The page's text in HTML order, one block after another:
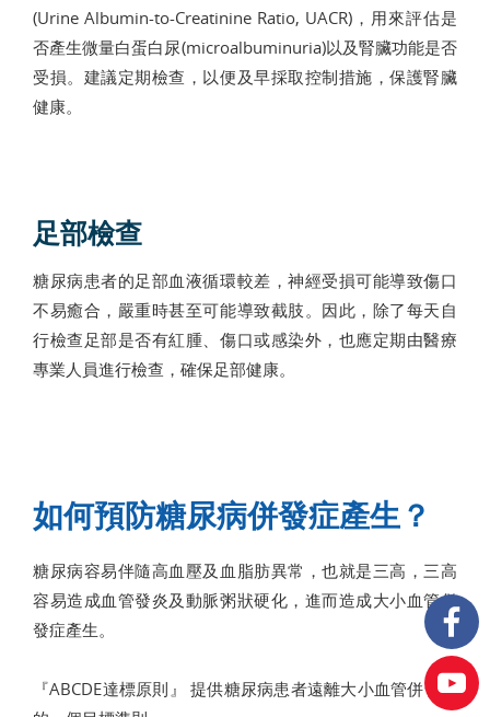
(Urine Albumin-to-Creatinine Ratio, UACR)，用來評估是
否產生微量白蛋白尿(microalbuminuria)以及腎臟功能是否
受損。建議定期檢查，以便及早採取控制措施，保護腎臟
健康。
足部檢查
糖尿病患者的足部血液循環較差，神經受損可能導致傷口
不易癒合，嚴重時甚至可能導致截肢。因此，除了每天自
行檢查足部是否有紅腫、傷口或感染外，也應定期由醫療
專業人員進行檢查，確保足部健康。
如何預防糖尿病併發症產生？
糖尿病容易伴隨高血壓及血脂肪異常，也就是三高，三高
容易造成血管發炎及動脈粥狀硬化，進而造成大小血管併
發症產生。
『ABCDE達標原則』 提供糖尿病患者遠離大小血管併發症